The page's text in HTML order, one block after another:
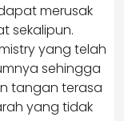
merusak
sekalipun.
yang telah
sehingga
tangan terasa
yang tidak